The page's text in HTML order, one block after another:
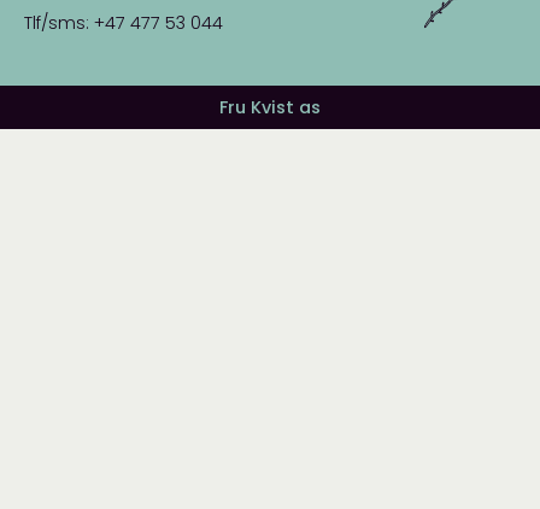
Tlf/sms: +47 477 53 044
Fru Kvist as